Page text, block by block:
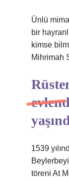
Ünlü
bir
kimse
Mihrimah
1539
töreni At